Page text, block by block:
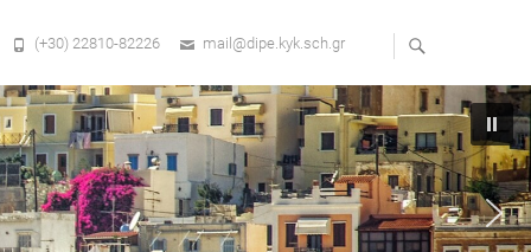
(+30) 22810-82226 mail@dipe.kyk.sch.gr